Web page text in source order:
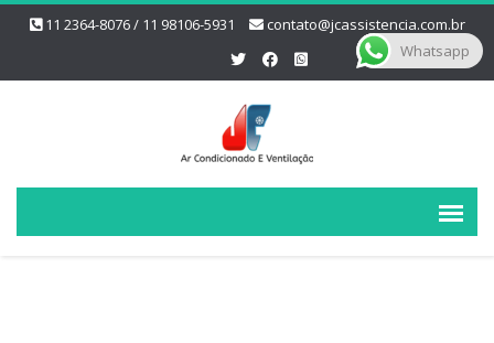
11 2364-8076 / 11 98106-5931 contato@jcassistencia.com.br
Whatsapp